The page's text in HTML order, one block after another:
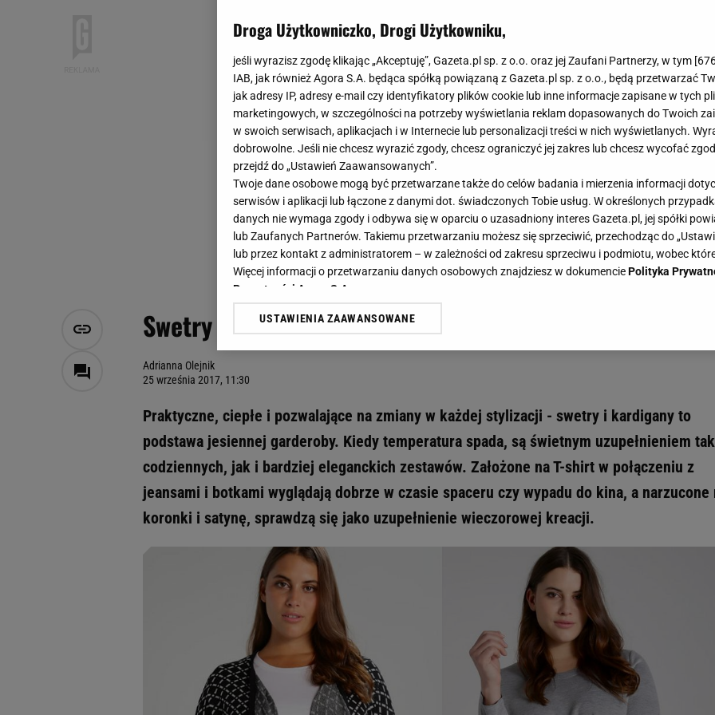
Swetry i kardigany na jesień
Adrianna Olejnik
25 września 2017, 11:30
Praktyczne, ciepłe i pozwalające na zmiany w każdej stylizacji - swetry i kardigany to
podstawa jesiennej garderoby. Kiedy temperatura spada, są świetnym uzupełnieniem tak
codziennych, jak i bardziej eleganckich zestawów. Założone na T-shirt w połączeniu z
jeansami i botkami wyglądają dobrze w czasie spaceru czy wypadu do kina, a narzucone
koronki i satynę, sprawdzą się jako uzupełnienie wieczorowej kreacji.
Droga Użytkowniczko, Drogi Użytkowniku,
jeśli wyrazisz zgodę klikając „Akceptuję”, Gazeta.pl sp. z o.o. oraz jej Zaufani Partnerzy, w tym [
IAB, jak również Agora S.A. będąca spółką powiązaną z Gazeta.pl sp. z o.o., będą przetwarzać
jak adresy IP, adresy e-mail czy identyfikatory plików cookie lub inne informacje zapisane w tych
marketingowych, w szczególności na potrzeby wyświetlania reklam dopasowanych do Twoich
w swoich serwisach, aplikacjach i w Internecie lub personalizacji treści w nich wyświetlanych.
dobrowolne. Jeśli nie chcesz wyrazić zgody, chcesz ograniczyć jej zakres lub chcesz wycofać
przejdź do „Ustawień Zaawansowanych”.
Twoje dane osobowe mogą być przetwarzane także do celów badania i mierzenia informacji
serwisów i aplikacji lub łączone z danymi dot. świadczonych Tobie usług. W określonych
danych nie wymaga zgody i odbywa się w oparciu o uzasadniony interes Gazeta.pl, jej spółki
lub Zaufanych Partnerów. Takiemu przetwarzaniu możesz się sprzeciwić, przechodząc do
lub przez kontakt z administratorem – w zależności od zakresu sprzeciwu i podmiotu, wobec
Więcej informacji o przetwarzaniu danych osobowych znajdziesz w dokumenciePolityka
Prywatności Agora S.A.
Klikając „Akceptuję” wyrażasz też zgodę na zainstalowanie i przechowywanie plików cookie
odnośnik „Ustawienia prywatności ” w stopce serwisu i przechodząc do „Ustawień
My, nasi Zaufani Partnerzy i Agora S.A. możemy przetwarzać dane osobowe w następujących
Użycie dokładnych danych geolokalizacyjnych. Aktywne skanowanie charakterystyki urządzenia
Przechowywanie informacji na urządzeniu lub dostęp do nich. Spersonalizowane reklamy i treści,
USTAWIENIA ZAAWANSOWANE